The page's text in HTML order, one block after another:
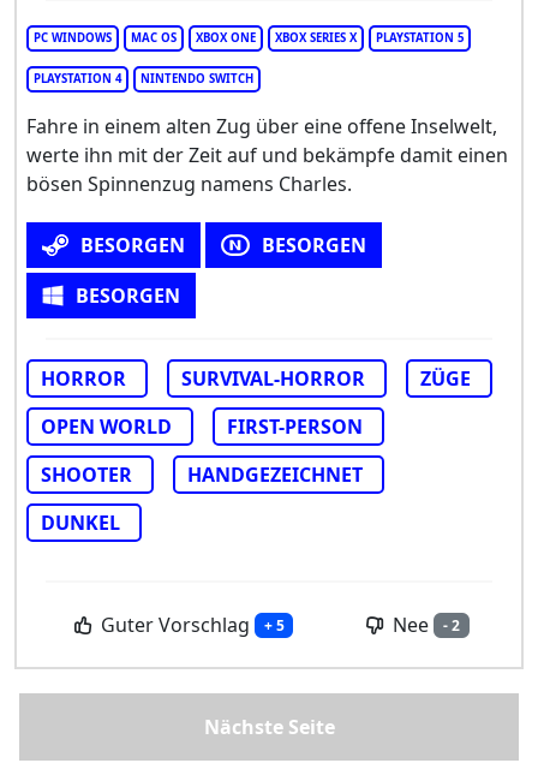
PC WINDOWS MAC OS XBOX ONE XBOX SERIES X PLAYSTATION 5
PLAYSTATION 4 NINTENDO SWITCH
Fahre in einem alten Zug über eine offene Inselwelt,
werte ihn mit der Zeit auf und bekämpfe damit einen
bösen Spinnenzug namens Charles.
BESORGEN
BESORGEN
BESORGEN
HORROR SURVIVAL-HORROR
ZÜGE
OPEN WORLD
FIRST-PERSON
SHOOTER
HANDGEZEICHNET
DUNKEL
Guter Vorschlag + 5 Nee - 2
Nächste Seite